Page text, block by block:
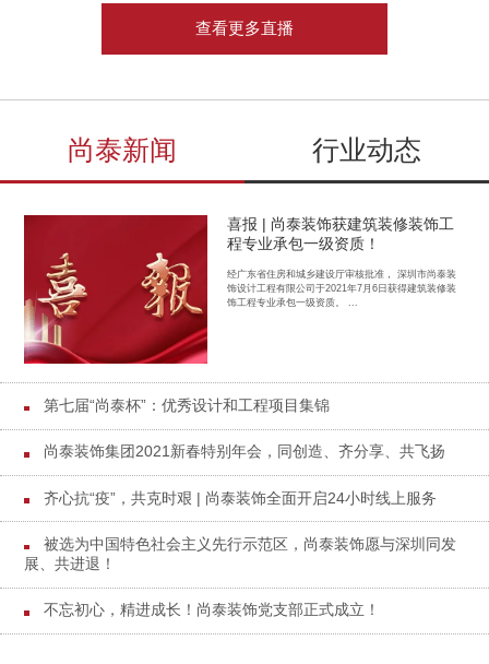
查看更多直播
尚泰新闻 行业动态
喜报 | 尚泰装饰获建筑装修装饰工
程专业承包一级资质！
经广东省住房和城乡建设厅审核批准， 深圳市尚泰装
饰设计工程有限公司于2021年7月6日获得建筑装修装
饰工程专业承包一级资质。 ...
第七届“尚泰杯”：优秀设计和工程项目集锦
尚泰装饰集团2021新春特别年会，同创造、齐分享、共飞扬
齐心抗“疫”，共克时艰 | 尚泰装饰全面开启24小时线上服务
被选为中国特色社会主义先行示范区，尚泰装饰愿与深圳同发
展、共进退！
不忘初心，精进成长！尚泰装饰党支部正式成立！